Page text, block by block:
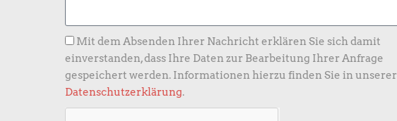
Mit dem Absenden Ihrer Nachricht erklären Sie sich damit
einverstanden, dass Ihre Daten zur Bearbeitung Ihrer Anfrage
gespeichert werden. Informationen hierzu finden Sie in unserer
Datenschutzerklärung.